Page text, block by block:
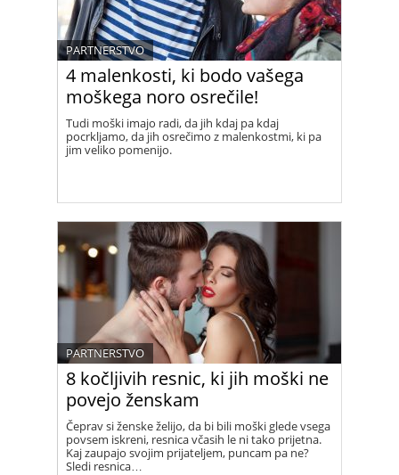
4 malenkosti, ki bodo vašega
moškega noro osrečile!
PARTNERSTVO
Tudi moški imajo radi, da jih kdaj pa kdaj
pocrkljamo, da jih osrečimo z malenkostmi, ki pa
jim veliko pomenijo.
8 kočljivih resnic, ki jih moški ne
povejo ženskam
PARTNERSTVO
Čeprav si ženske želijo, da bi bili moški glede vsega
povsem iskreni, resnica včasih le ni tako prijetna.
Kaj zaupajo svojim prijateljem, puncam pa ne?
Sledi resnica…